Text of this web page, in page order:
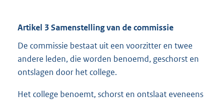
Artikel 3 Samenstelling van de commissie
De commissie bestaat uit een voorzitter en twee
andere leden, die worden benoemd, geschorst en
ontslagen door het college.
Het college benoemt, schorst en ontslaat eveneens